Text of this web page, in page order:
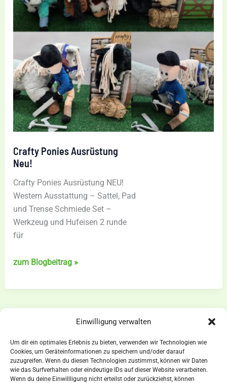
Einwilligung verwalten
Um dir ein optimales Erlebnis zu bieten, verwenden wir Technologien wie
Cookies, um Geräteinformationen zu speichern und/oder darauf
zuzugreifen. Wenn du diesen Technologien zustimmst, können wir Daten
wie das Surfverhalten oder eindeutige IDs auf dieser Website verarbeiten.
Wenn du deine Einwillligung nicht erteilst oder zurückziehst, können
Crafty Ponies Ausrüstung
Neu!
Crafty Ponies Ausrüstung NEU!
Western Ausstattung – Sattel, Pad
und Trense Schmiede Set –
Werkzeug und Hufeisen 2 runde
für
Crafty
Ausrüstung
zum Blogbeitrag »